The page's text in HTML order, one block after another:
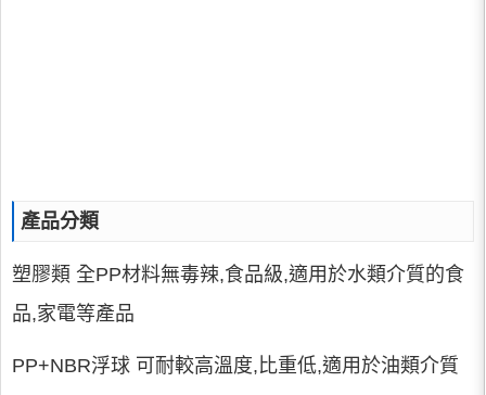
產品分類
塑膠類 全PP材料無毒辣,食品級,適用於水類介質的食
品,家電等產品
PP+NBR浮球 可耐較高溫度,比重低,適用於油類介質